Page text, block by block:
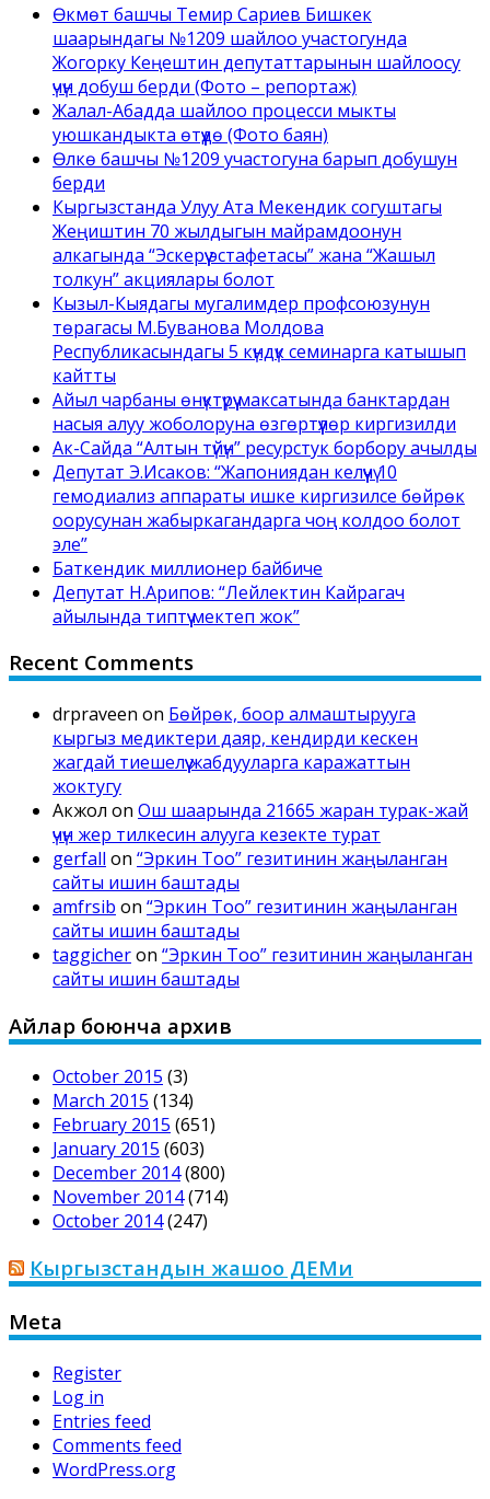
Өкмөт башчы Темир Сариев Бишкек
шаарындагы №1209 шайлоо участогунда
Жогорку Кеңештин депутаттарынын шайлоосу
үчүн добуш берди (Фото – репортаж)
Жалал-Абадда шайлоо процесси мыкты
уюшкандыкта өтүүдө (Фото баян)
Өлкө башчы №1209 участогуна барып добушун
берди
Кыргызстанда Улуу Ата Мекендик согуштагы
Жеңиштин 70 жылдыгын майрамдоонун
алкагында “Эскерүү эстафетасы” жана “Жашыл
толкун” акциялары болот
Кызыл-Кыядагы мугалимдер профсоюзунун
төрагасы М.Буванова Молдова
Республикасындагы 5 күндүк семинарга катышып
кайтты
Айыл чарбаны өнүктүрүү максатында банктардан
насыя алуу жоболоруна өзгөртүүлөр киргизилди
Ак-Сайда “Алтын түйүн” ресурстук борбору ачылды
Депутат Э.Исаков: “Жапониядан келүүчү 10
гемодиализ аппараты ишке киргизилсе бөйрөк
оорусунан жабыркагандарга чоң колдоо болот
эле”
Баткендик миллионер байбиче
Депутат Н.Арипов: “Лейлектин Кайрагач
айылында типтүү мектеп жок”
Recent Comments
drpraveen on Бөйрөк, боор алмаштырууга
кыргыз медиктери даяр, кендирди кескен
жагдай тиешелүү жабдууларга каражаттын
жоктугу
Акжол on Ош шаарында 21665 жаран турак-жай
үчүн жер тилкесин алууга кезекте турат
gerfall on “Эркин Тоо” гезитинин жаңыланган
сайты ишин баштады
amfrsib on “Эркин Тоо” гезитинин жаңыланган
сайты ишин баштады
taggicheron “Эркин Тоо” гезитинин жаңыланган
сайты ишин баштады
Айлар боюнча архив
October 2015 (3)
March 2015 (134)
February 2015 (651)
January 2015 (603)
December 2014(800)
November 2014(714)
October 2014(247)
Кыргызстандын жашоо ДЕМи
Meta
Register
Log in
Entries feed
Comments feed
WordPress.org